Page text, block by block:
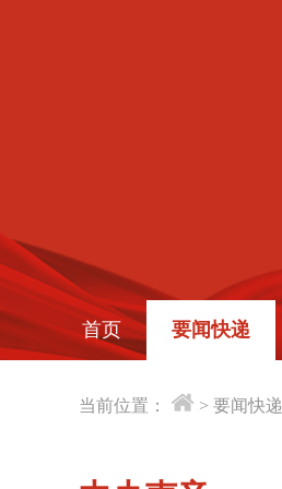
首页 要闻快递
当前位置： > 要闻快递